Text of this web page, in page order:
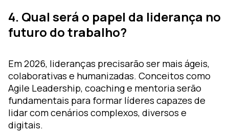
4. Qual será o papel da liderança no
futuro do trabalho?
Em 2026, lideranças precisarão ser mais ágeis,
colaborativas e humanizadas. Conceitos como
Agile Leadership, coaching e mentoria serão
fundamentais para formar líderes capazes de
lidar com cenários complexos, diversos e
digitais.